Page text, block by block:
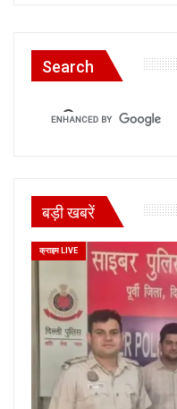
Search
बड़ी खबरें
क्राइम LIVE